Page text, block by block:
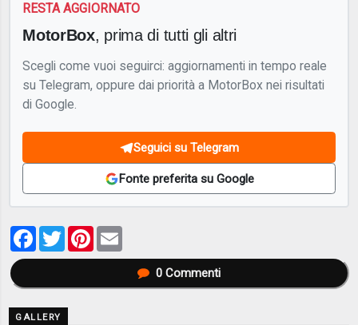
RESTA AGGIORNATO
MotorBox, prima di tutti gli altri
Scegli come vuoi seguirci: aggiornamenti in tempo reale
su Telegram, oppure dai priorità a MotorBox nei risultati
di Google.
Seguici su Telegram
Fonte preferita su Google
Facebook
TwitterPinterest
0Commenti
GALLERY